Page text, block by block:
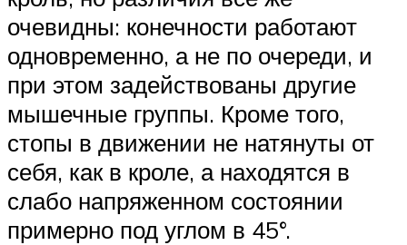
очевидны: конечности работают
одновременно, а не по очереди, и
при этом задействованы другие
мышечные группы. Кроме того,
стопы в движении не натянуты от
себя, как в кроле, а находятся в
слабо напряженном состоянии
примерно под углом в 45°.